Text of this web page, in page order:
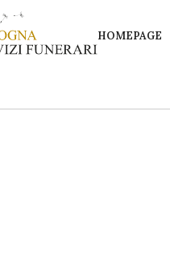
HOMEPAGE